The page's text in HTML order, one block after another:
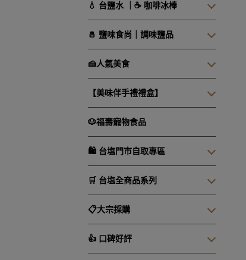
💧 台鹽水 ｜☕ 咖啡冰棒
🧂 鹽味食尚｜調味鹽品
🍰人氣美食
【美味伴手禮禮盒】
🐶福壽寵物食品
🛍️ 台塩門市自取專區
🛒 台塩全商品系列
📋大宗採購
👍 口碑好評